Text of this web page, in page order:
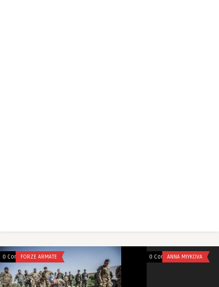
0 CommentsFORZE ARMATE 0 CommentsANNA MIYKOVA